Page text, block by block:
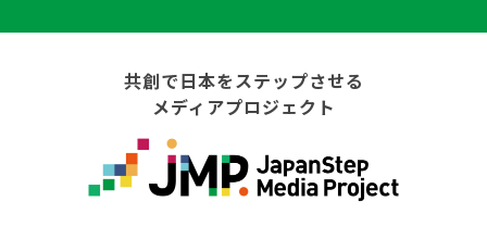
共創で日本をステップさせる
メディアプロジェクト